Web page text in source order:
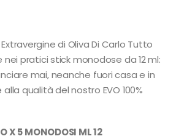
di Oliva Di Carlo Tutto
pratici stick monodose da 12 ml:
mai, neanche fuori casa e in
qualità del nostro EVO 100%
X 5 MONODOSI ML 12